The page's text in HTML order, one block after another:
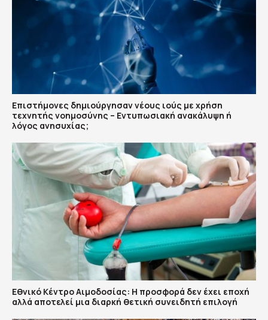
Επιστήμονες δημιούργησαν νέους ιούς με χρήση
τεχνητής νοημοσύνης – Εντυπωσιακή ανακάλυψη ή
λόγος ανησυχίας;
Εθνικό Κέντρο Αιμοδοσίας: H προσφορά δεν έχει εποχή
αλλά αποτελεί μια διαρκή θετική συνειδητή επιλογή